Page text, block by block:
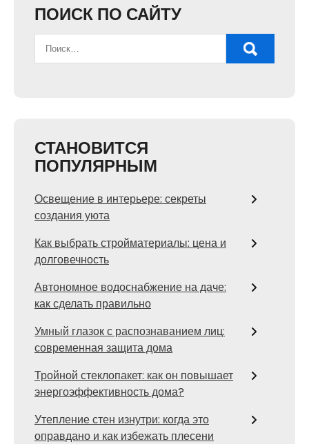
ПОИСК ПО САЙТУ
СТАНОВИТСЯ
ПОПУЛЯРНЫМ
Освещение в интерьере: секреты
создания уюта
Как выбрать стройматериалы: цена и
долговечность
Автономное водоснабжение на даче:
как сделать правильно
Умный глазок с распознаванием лиц:
современная защита дома
Тройной стеклопакет: как он повышает
энергоэффективность дома?
Утепление стен изнутри: когда это
оправдано и как избежать плесени